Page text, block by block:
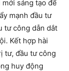
sáng tạo để
mạnh đầu tư
tư công dẫn dắt
Kết hợp hài
tư, đầu tư công
huy động